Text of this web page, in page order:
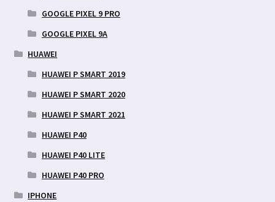
GOOGLE PIXEL 9 PRO
GOOGLE PIXEL 9A
HUAWEI
HUAWEI P SMART 2019
HUAWEI P SMART 2020
HUAWEI P SMART 2021
HUAWEI P40
HUAWEI P40 LITE
HUAWEI P40 PRO
IPHONE